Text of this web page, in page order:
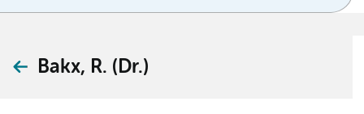
Bakx, R. (Dr.)